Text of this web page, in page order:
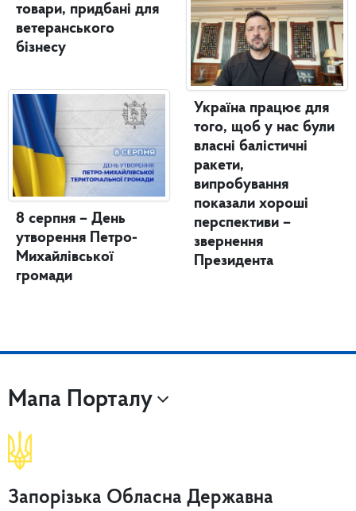
товари, придбані для
ветеранського
бізнесу
8 серпня – День
утворення Петро-
Михайлівської
громади
Україна працює для
того, щоб у нас були
власні балістичні
ракети,
випробування
показали хороші
перспективи –
звернення
Президента
Мапа Порталу
Запорізька Обласна Державна